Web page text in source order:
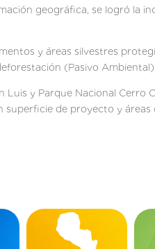
geográfica, se logró la
y áreas silvestres
(Pasivo Ambiental)
Luis y Parque Nacional Cerro
superficie de proyecto y áreas